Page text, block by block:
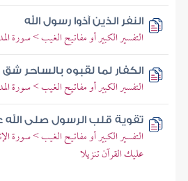
النفر الذين آذوا رسول الله
التفسير الكبير أو مفاتيح الغيب > سورة
الكفار لما لقبوه بالساحر
التفسير الكبير أو مفاتيح الغيب > سورة
تقوية قلب الرسول صلى
التفسير الكبير أو مفاتيح الغيب > سورة
عليك القرآن تنزيلا